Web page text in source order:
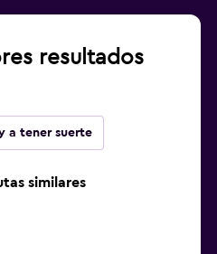
resultados
a tener suerte
similares